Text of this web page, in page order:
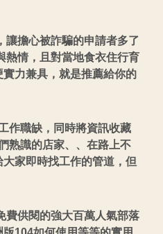
讓擔心被詐騙的申請者多了
熱情，且對當地食衣住行育
力兼具，就是推薦給你的
作職缺，同時將資訊收藏
熟識的店家、、在路上不
家即時找工作的管道，但
費供閱的強大百萬人氣部落